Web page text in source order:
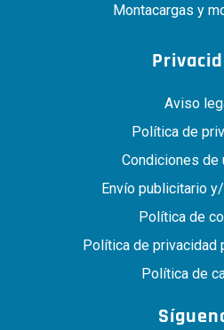
Montacargas y
Aviso
Política de
Condiciones de
Envío publicitario
Política de
Política de privacidad
Política de